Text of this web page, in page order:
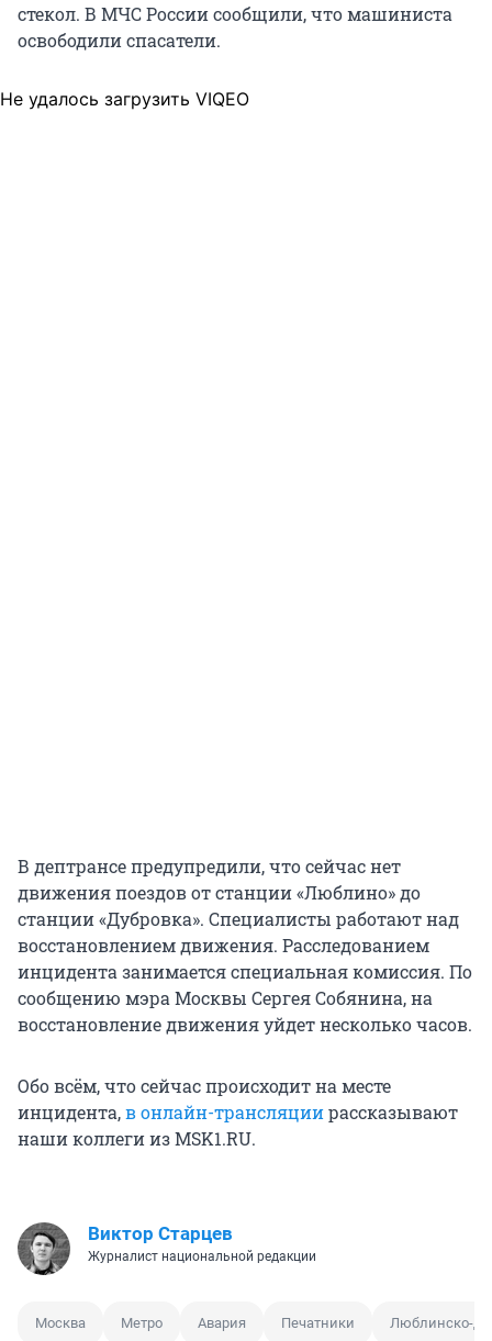
стекол. В МЧС России сообщили, что машиниста
освободили спасатели.
Не удалось загрузить VIQEO
В дептрансе предупредили, что сейчас нет
движения поездов от станции «Люблино» до
станции «Дубровка». Специалисты работают над
восстановлением движения. Расследованием
инцидента занимается специальная комиссия. По
сообщению мэра Москвы Сергея Собянина, на
восстановление движения уйдет несколько часов.
Обо всём, что сейчас происходит на месте
инцидента,в онлайн-трансляциирассказывают
наши коллеги из MSK1.RU.
Виктор Старцев
Журналист национальной редакции
Москва Метро Авария Печатники Люблинско-